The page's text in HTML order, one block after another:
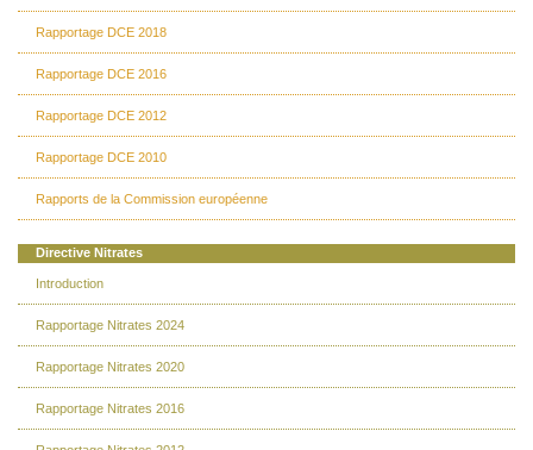
Rapportage DCE 2018
Rapportage DCE 2016
Rapportage DCE 2012
Rapportage DCE 2010
Rapports de la Commission européenne
Directive Nitrates
Introduction
Rapportage Nitrates 2024
Rapportage Nitrates 2020
Rapportage Nitrates 2016